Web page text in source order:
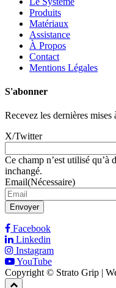
Produits
Matériaux
Assistance
À Propos
Contact
Mentions Légales
S'abonner
Recevez les dernières mises
X/Twitter
Ce champ n’est utilisé qu’à
inchangé.
Email(Nécessaire)
Facebook
Linkedin
Instagram
YouTube
Copyright © Strato Grip |